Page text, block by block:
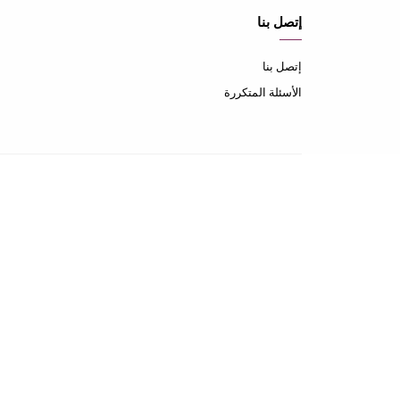
إتصل بنا
إتصل بنا
الأسئلة المتكررة